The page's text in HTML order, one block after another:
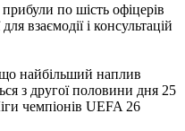
по шість офіцерів
взаємодії і консультацій
що найбільший наплив
з другої половини дня 25
чемпіонів UEFA 26